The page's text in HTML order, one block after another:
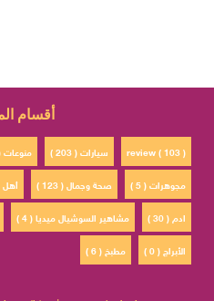
أقسام
منوعات ( سيارات ( 203 )
review ( 103 )
أهل صحة وجمال ( 123 )
مجوهرات ( 5 )
مشاهير السوشيال ميديا ( 4 )
ادم ( 30 )
مطبخ ( 6 )
الأبراج ( 0 )